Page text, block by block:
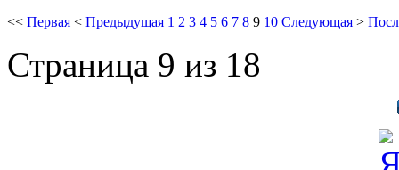
<< Первая < Предыдущая 1 2 3 4 5 6 7 8 9 10 Следующая >
Страница 9 из 18